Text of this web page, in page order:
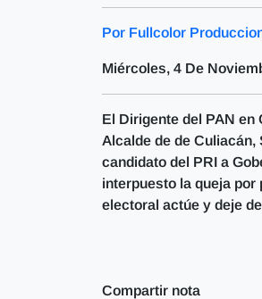
Por Fullcolor
Miércoles, 4 De
El Dirigente del PAN en
Alcalde de de Culiacán,
candidato del PRI a
interpuesto la queja
electoral actúe y deje
Compartir nota